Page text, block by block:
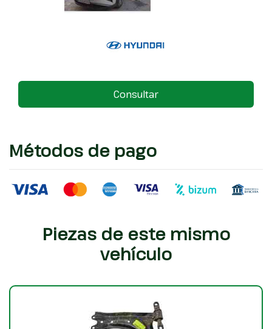
Consultar
Métodos de pago
Piezas de este mismo
vehículo